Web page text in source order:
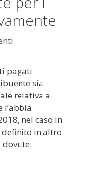
pagati
sia
relativa a
l’abbia
nel caso in
in altro
dovute.